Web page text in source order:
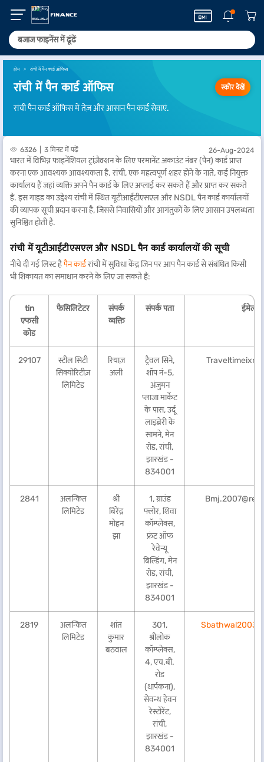
होम रांची में पैन कार्ड ऑफिस
रांची में पैन कार्ड ऑफिस
रांची पैन कार्ड ऑफिस में तेज़ और आसान पैन कार्ड सेवाएं.
स्कोर देखें
6326 3 मिनट में पढ़ें 26-Aug-2024
भारत में विभिन्न फाइनेंशियल ट्रांज़ैक्शन के लिए परमानेंट अकाउंट नंबर (पैन) कार्ड प्राप्त
करना एक आवश्यक आवश्यकता है. रांची, एक महत्वपूर्ण शहर होने के नाते, कई नियुक्त
कार्यालय हैं जहां व्यक्ति अपने पैन कार्ड के लिए अप्लाई कर सकते हैं और प्राप्त कर सकते
हैं. इस गाइड का उद्देश्य रांची में स्थित यूटीआईटीएसएल और NSDL पैन कार्ड कार्यालयों
की व्यापक सूची प्रदान करना है, जिससे निवासियों और आगंतुकों के लिए आसान उपलब्धता
सुनिश्चित होती है.
रांची में यूटीआईटीएसएल और NSDL पैन कार्ड कार्यालयों की सूची
नीचे दी गई लिस्ट हैपैन कार्डरांची में सुविधा केंद्र जिन पर आप पैन कार्ड से संबंधित किसी
भी शिकायत का समाधान करने के लिए जा सकते हैं:
tin
एफसी
कोड
फैसिलिटेटर
संपर्क
व्यक्ति
संपर्क पता ईमेल
29107
स्टील सिटी
सिक्योरिटीज़
लिमिटेड
रियाज़
अली
ट्रैवल सिने,
शॉप नं-5,
अंजुमन
प्लाजा मार्केट
के पास, उर्दू
लाइब्रेरी के
सामने, मेन
रोड, रांची,
झारखंड -
834001
2841
अलन्कित
लिमिटेड
श्री
बिरेंद्र
मोहन
झा
1, ग्राउंड
फ्लोर, शिवा
कॉम्प्लेक्स,
फ्रंट ऑफ
रेवेन्यू
बिल्डिंग, मेन
रोड, रांची,
झारखंड -
834001
2819
अलन्कित
लिमिटेड
शांत
कुमार
बठवाल
301,
श्रीलोक
कॉम्प्लेक्स,
4, एच.बी.
रोड
(थार्पकना),
सेवन्थ हेवन
रेस्टोरेंट,
रांची,
झारखंड -
834001